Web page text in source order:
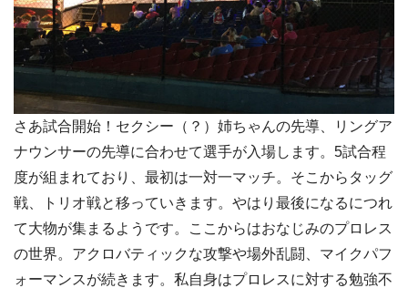
さあ試合開始！セクシー（？）姉ちゃんの先導、リングア
ナウンサーの先導に合わせて選手が入場します。5試合程
度が組まれており、最初は一対一マッチ。そこからタッグ
戦、トリオ戦と移っていきます。やはり最後になるにつれ
て大物が集まるようです。ここからはおなじみのプロレス
の世界。アクロバティックな攻撃や場外乱闘、マイクパフ
ォーマンスが続きます。私自身はプロレスに対する勉強不